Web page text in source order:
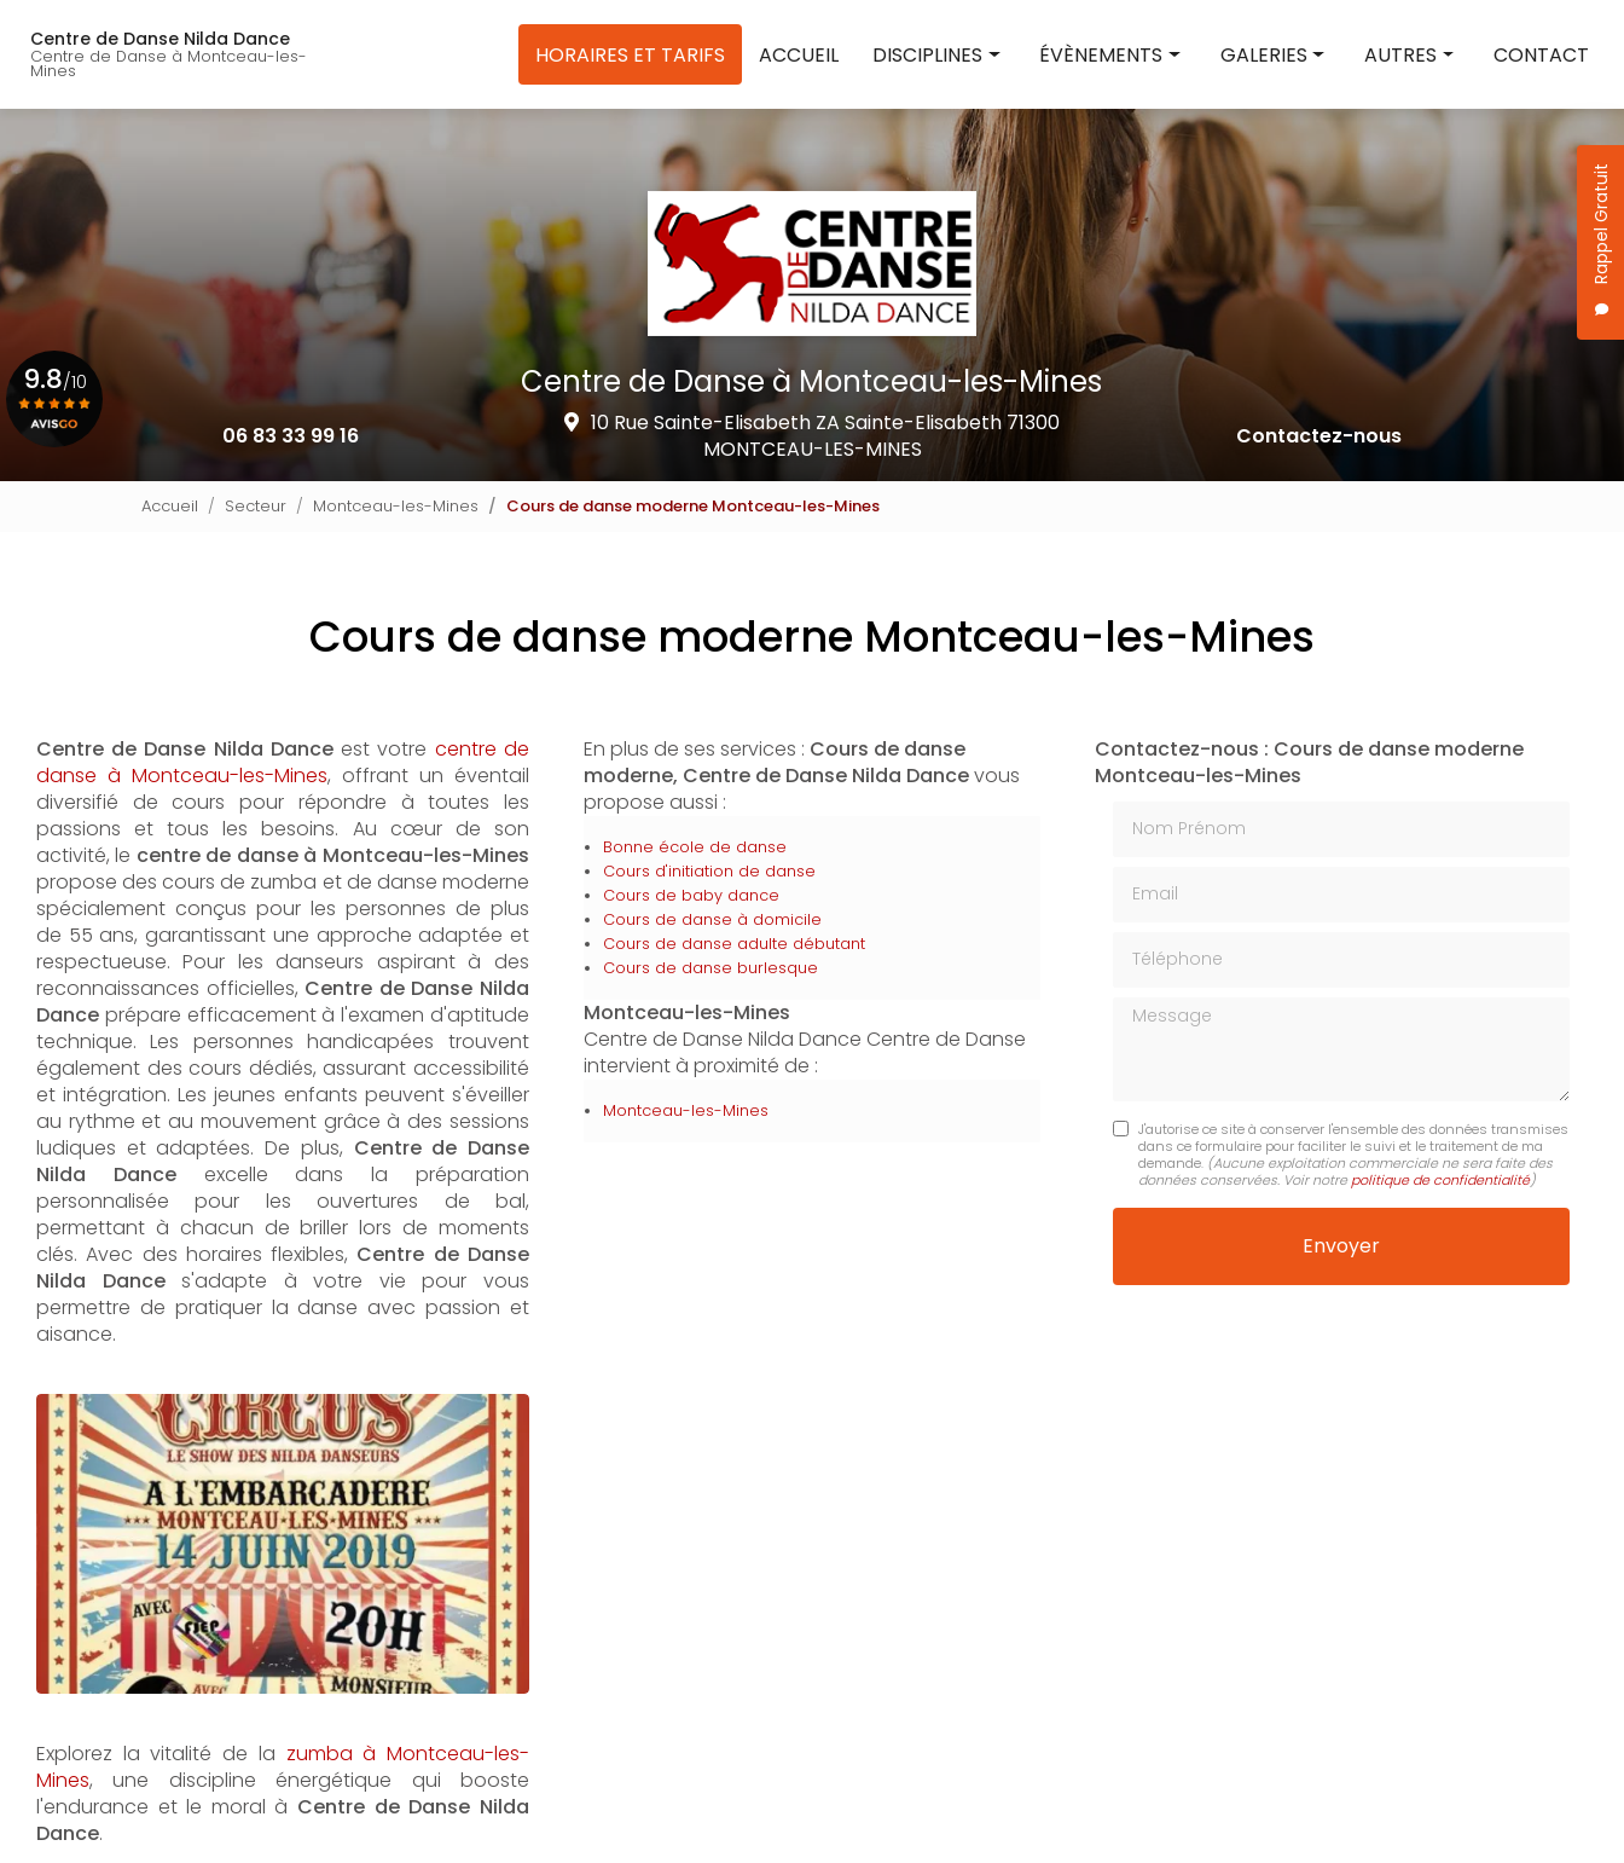
contenu
Centre de Danse Nilda Dance
Centre de Danse à Montceau-les-
Mines
Rappel Gratuit
HORAIRES ET TARIFS
ACCUEIL DISCIPLINES
Street dance
Contemporain
Jazz
Heels
Classique fusion
Baby danse
Pilates
Pilates reformer
Zumba
Danse moderne sénior
Handidanse
Break/Hip hop
Pole Dance
ÉVÈNEMENTS
Stages
Spectacles
Concours
GALERIES
Disciplines
Stages
AUTRES
Cours particuliers
Location
CONTACT
Centre de Danse à Montceau-les-Mines
06 83 33 99 16
10 Rue Sainte-Elisabeth ZA Sainte-Elisabeth 71300
MONTCEAU-LES-MINES
Contactez-nous
9.8/10
Accueil Secteur Montceau-les-Mines Cours de danse moderne Montceau-les-Mines
Cours de danse moderne Montceau-les-Mines
Centre de Danse Nilda Dance est votre centre de
danse à Montceau-les-Mines, offrant un éventail
diversifié de cours pour répondre à toutes les
passions et tous les besoins. Au cœur de son
activité, le centre de danse à Montceau-les-Mines
propose des cours de zumba et de danse moderne
spécialement conçus pour les personnes de plus
de 55 ans, garantissant une approche adaptée et
respectueuse. Pour les danseurs aspirant à des
reconnaissances officielles, Centre de Danse Nilda
Dance prépare efficacement à l'examen d'aptitude
technique. Les personnes handicapées trouvent
également des cours dédiés, assurant accessibilité
et intégration. Les jeunes enfants peuvent s'éveiller
au rythme et au mouvement grâce à des sessions
ludiques et adaptées. De plus, Centre de Danse
Nilda Danceexcelle dans la préparation
personnalisée pour les ouvertures de bal,
permettant à chacun de briller lors de moments
clés. Avec des horaires flexibles, Centre de Danse
Nilda Dances'adapte à votre vie pour vous
permettre de pratiquer la danse avec passion et
aisance.
Explorez la vitalité de la zumba à Montceau-les-
Mines, une discipline énergétique qui booste
l'endurance et le moral à Centre de Danse Nilda
Dance.
En plus de ses services : Cours de danse
moderne, Centre de Danse Nilda Dancevous
propose aussi :
Bonne école de danse
Cours d'initiation de danse
Cours de baby dance
Cours de danse à domicile
Cours de danse adulte débutant
Cours de danse burlesque
Montceau-les-Mines
Centre de Danse Nilda Dance Centre de Danse
intervient à proximité de :
Montceau-les-Mines
Contactez-nous : Cours de danse moderne
Montceau-les-Mines
Message
J'autorise ce site à conserver l'ensemble des données transmises
dans ce formulaire pour faciliter le suivi et le traitement de ma
demande. (Aucune exploitation commerciale ne sera faite des
données conservées. Voir notre politique de confidentialité)